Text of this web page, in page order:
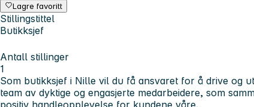
Lagre favoritt
Stillingstittel
Butikksjef
Antall stillinger
1
Som butikksjef i Nille vil du få ansvaret for å drive og
team av dyktige og engasjerte medarbeidere, som
positiv handleopplevelse for kundene våre.